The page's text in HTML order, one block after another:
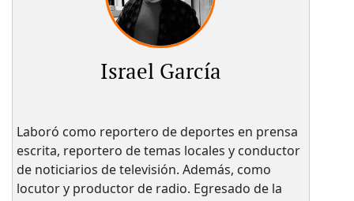
Israel García
Laboró como reportero de deportes en prensa
escrita, reportero de temas locales y conductor
de noticiarios de televisión. Además, como
locutor y productor de radio. Egresado de la